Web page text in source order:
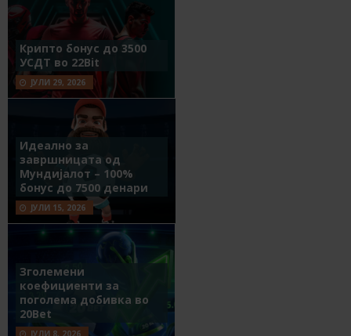
Крипто бонус до 3500
УСДТ во 22Bit
ЈУЛИ 29, 2026
Идеално за
завршницата од
Мундијалот – 100%
бонус до 7500 денари
ЈУЛИ 15, 2026
Зголемени
коефициенти за
поголема добивка во
20Bet
ЈУЛИ 8, 2026